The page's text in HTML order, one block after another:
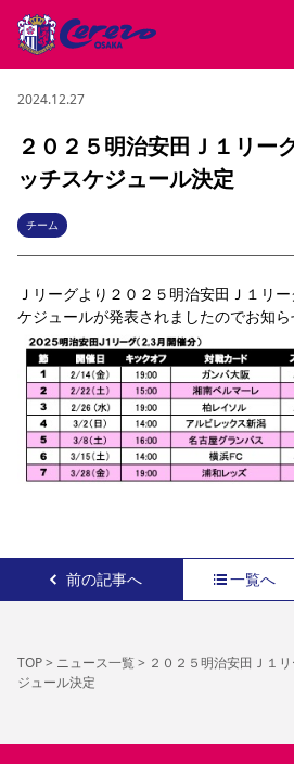
試合・チーム
試合について
試合日程 / 結果
チームについて
選手・スタッフ スケジュール メディア情
アカデミー ハナサカプレーヤー 歴代所属
観戦する
チケット
チケット情報 販売スケジュール 価格・席
シーズンシート 法人シーズンシート 福祉
特定興行入場券
譲渡サービス リセール
観戦ガイド
初めて観戦ガイド キッズ向けサービス
観戦マナー&ルール
ビジターサポーター観
スタジアム
DAZNで観戦
アウェイツアー
クラブを知る
セレッソ大阪について
クラブ紹介 沿革 シーズン記録 求人情報
サポートする
パートナー企業募集中 セレッソ大阪VISA
セレッソアイデアちょうだいな 応援商店街
Lise（ライセンスビジネス）
サステナビリティポリシー SDGsのゴール
活動レポート SPORT POSITIVE LEAGUES
スポーツクラブ
関連団体/施設
セレッソスポーツパーク舞洲 YANMAR
ファンクラブ
ファンクラブ
SAKURA SOCIO SAKURA POINT Program
まいセレチケット 会員規定 婚姻届・出
ニュース
ニュース
レディース
2024.12.27
２０２５明治安田Ｊ１リ
ッチスケジュール決定
チーム
Ｊリーグより２０２５明治安田Ｊ１リ
ケジュールが発表されましたのでお知ら
前の記事へ 一覧へ
TOP> ニュース一覧> ２０２５明治安田Ｊ１
ジュール決定